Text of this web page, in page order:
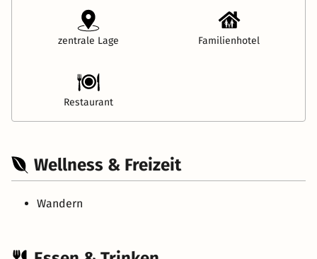
zentrale Lage Familienhotel
Restaurant
Wellness & Freizeit
Wandern